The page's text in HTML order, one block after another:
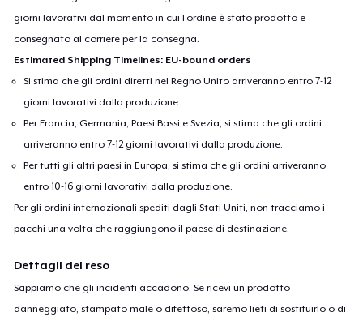
giorni lavorativi dal momento in cui l'ordine è stato prodotto e
consegnato al corriere per la consegna.
Estimated Shipping Timelines: EU-bound orders
Si stima che gli ordini diretti nel Regno Unito arriveranno entro 7-12
giorni lavorativi dalla produzione.
Per Francia, Germania, Paesi Bassi e Svezia, si stima che gli ordini
arriveranno entro 7-12 giorni lavorativi dalla produzione.
Per tutti gli altri paesi in Europa, si stima che gli ordini arriveranno
entro 10-16 giorni lavorativi dalla produzione.
Per gli ordini internazionali spediti dagli Stati Uniti, non tracciamo i
pacchi una volta che raggiungono il paese di destinazione.
Dettagli del reso
Sappiamo che gli incidenti accadono. Se ricevi un prodotto
danneggiato, stampato male o difettoso, saremo lieti di sostituirlo o di